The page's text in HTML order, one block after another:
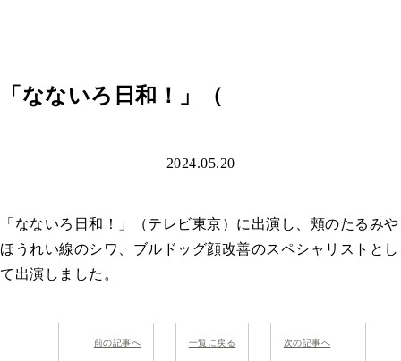
「なないろ日和！」（
2024.05.20
「なないろ日和！」（テレビ東京）に出演し、頬のたるみや
ほうれい線のシワ、ブルドッグ顔改善のスペシャリストとし
て出演しました。
前の記事へ 一覧に戻る 次の記事へ